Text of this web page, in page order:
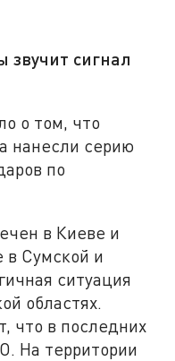
звучит сигнал
о том, что
нанесли серию
по
в Киеве и
в Сумской и
ситуация
областях.
что в последних
На территории